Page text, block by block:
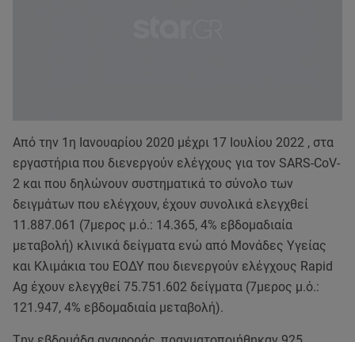
Από την 1η Ιανουαρίου 2020 μέχρι 17 Ιουλίου 2022 , στα
εργαστήρια που διενεργούν ελέγχους για τον SARS-CoV-
2 και που δηλώνουν συστηματικά το σύνολο των
δειγμάτων που ελέγχουν, έχουν συνολικά ελεγχθεί
11.887.061 (7μερος μ.ό.: 14.365, 4% εβδομαδιαία
μεταβολή) κλινικά δείγματα ενώ από Μονάδες Υγείας
και Κλιμάκια του ΕΟΔΥ που διενεργούν ελέγχους Rapid
Ag έχουν ελεγχθεί 75.751.602 δείγματα (7μερος μ.ό.:
121.947, 4% εβδομαδιαία μεταβολή).